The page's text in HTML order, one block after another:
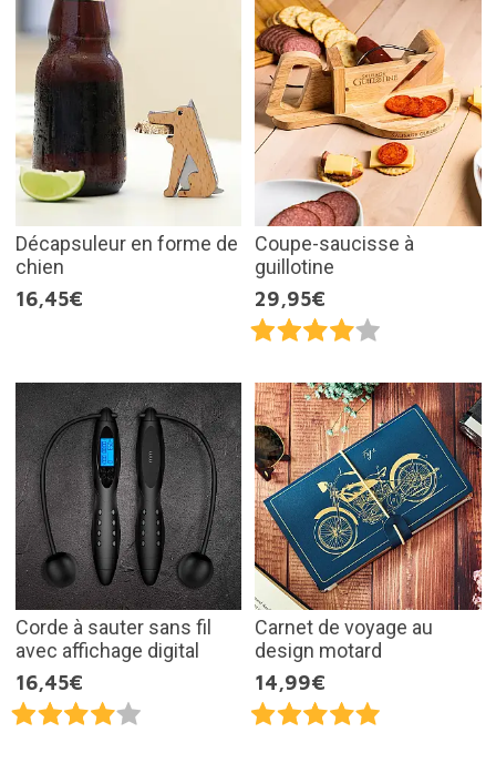
Décapsuleur en forme de
chien
16,45€
Coupe-saucisse à
guillotine
29,95€
Corde à sauter sans fil
avec affichage digital
16,45€
Carnet de voyage au
design motard
14,99€